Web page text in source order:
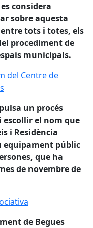
considera
sobre aquesta
tots i totes, els
procediment de
municipals.
del Centre de serveis
del Centre de
un procés
el nom que
i Residència
equipament públic
que ha
de novembre de
de Begues